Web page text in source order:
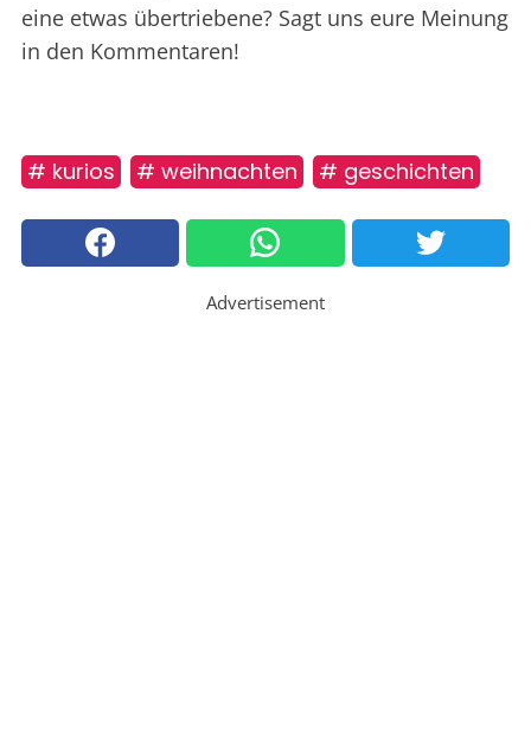
eine etwas übertriebene? Sagt uns eure Meinung
in den Kommentaren!
# kurios # weihnachten # geschichten
Advertisement